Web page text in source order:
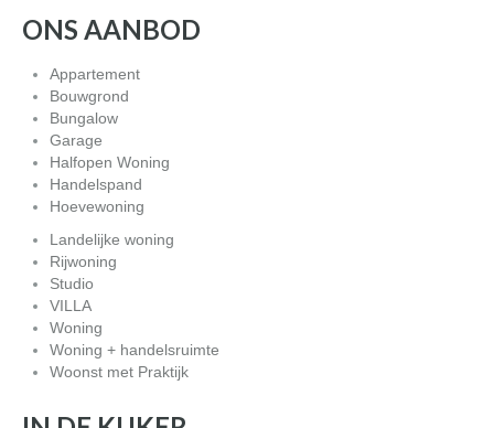
ONS AANBOD
Appartement
Bouwgrond
Bungalow
Garage
Halfopen Woning
Handelspand
Hoevewoning
Landelijke woning
Rijwoning
Studio
VILLA
Woning
Woning + handelsruimte
Woonst met Praktijk